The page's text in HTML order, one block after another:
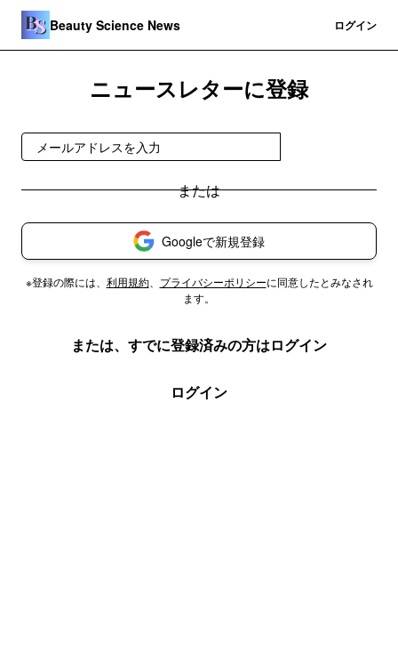
Beauty Science News ログイン
ニュースレターに登録
Googleで新規登録
※登録の際には、 利用規約、 プライバシーポリシーに同意したとみなされ
ます。
または、すでに登録済みの方はログイン
ログイン